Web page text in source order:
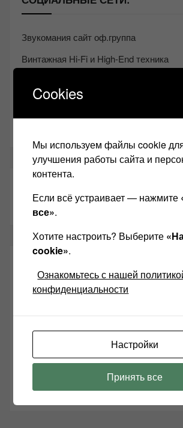
Звукомания сайт оф.группа
Винтажная Hi-Fi и High-End техника
Одноклассники
10 способов оптимизации потоковой
Почему виниловые пластинки звучат
Cookies
Мы используем файлы cookie
улучшения работы сайта и
контента.
Если всё устраивает — нажмите
все».
Хотите настроить? Выберите
cookie».
Ознакомьтесь с нашей
конфиденциальности
Настройки
Принять все